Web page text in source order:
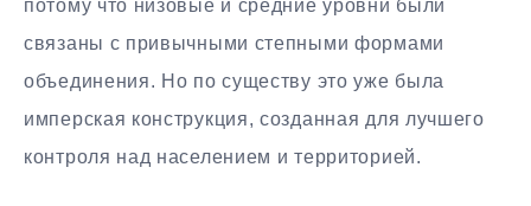
потому что низовые и средние уровни были
связаны с привычными степными формами
объединения. Но по существу это уже была
имперская конструкция, созданная для лучшего
контроля над населением и территорией.